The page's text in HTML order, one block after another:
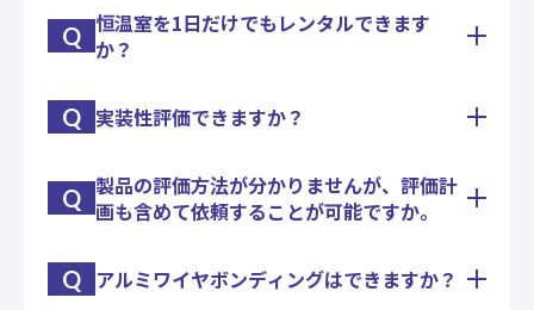
いただきます。
担当営業がお伺いいたしますので、お気軽にお問い
合わせください。
基本は、□0.3㎜です。ＬＥＤ等での実績がござい
ます。
Q 恒温室を1日だけでもレンタルできます
か？
問題はありません。1日からレンタルしていただく
Q 実装性評価できますか？
プル・シェア・ピールの強度試験機はもとより、冷
熱衝撃試験機・恒温恒湿槽・恒温恒湿室などを持っ
また、断面カットサンプルなども協力会社さんに委
託出来ますので、まずは必要評価項目についてご相
Q 製品の評価方法が分かりませんが、評価計
画も含めて依頼することが可能ですか。
お問合せ内容によっては、試験方法、計画書などの
Q アルミワイヤボンディングはできますか？